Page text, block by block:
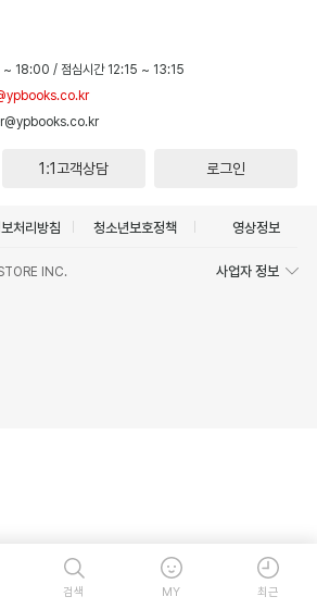
~ 18:00 / 점심시간 12:15 ~ 13:15
1:1고객상담 로그인
처리방침 청소년보호정책 영상정보
INC. 사업자 정보
검색 MY 최근